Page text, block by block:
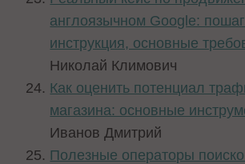
англоязычном Google:
инструкция, основные
Николай Климович
Как оценить потенциал
магазина: основные
Иванов Дмитрий
Полезные операторы